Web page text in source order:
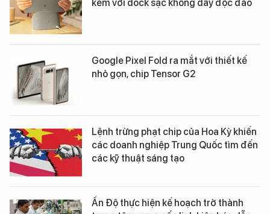
kèm với dock sạc không dây độc đáo
Google Pixel Fold ra mắt với thiết kế
nhỏ gọn, chip Tensor G2
Lệnh trừng phạt chip của Hoa Kỳ khiến
các doanh nghiệp Trung Quốc tìm đến
các kỹ thuật sáng tạo
Ấn Độ thực hiện kế hoạch trở thành